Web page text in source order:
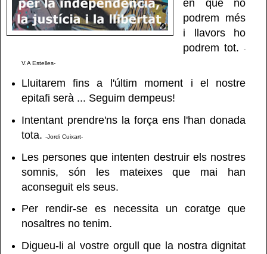
en què no
podrem més
i llavors ho
podrem tot.-
V.A Estelles-
Lluitarem fins a l'últim moment i el nostre
epitafi serà ... Seguim dempeus!
Intentant prendre'ns la força ens l'han donada
tota. -Jordi Cuixart-
Les persones que intenten destruir els nostres
somnis, són les mateixes que mai han
aconseguit els seus.
Per rendir-se es necessita un coratge que
nosaltres no tenim.
Digueu-li al vostre orgull que la nostra dignitat